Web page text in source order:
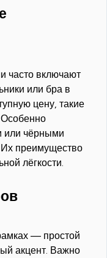
часто включают
или бра в
цену, такие
Особенно
или чёрными
преимущество
лёгкости.
— простой
акцент. Важно